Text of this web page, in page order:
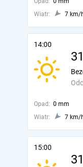
Wiatr:
7 km/
14:00
Opad: 0 mm
Wiatr:
7 km/
15:00